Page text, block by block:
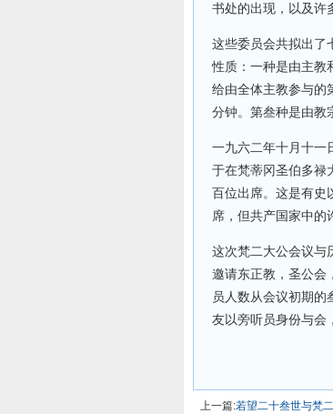
书处的出现，以及许
这些委员会共拟出了
性质：一种是由主教
给由全体主教参与的
分钟。第叁种是由教
一九六二年十月十一
于在梵蒂冈圣伯多禄
百位出席。这是有史
席，但共产国家中的
这次梵二大公会议与
邀请东正教，圣公会
员人数从会议初期的
友以旁听员身份与会
上一篇:若望二十叁世与梵